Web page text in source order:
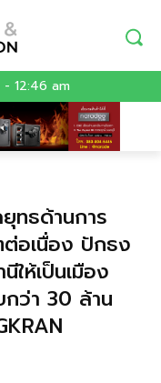
12:46 am
ทธด้านการ
ต่อเนื่อง ปักธง
ห้เป็นเมือง
ว่า 30 ล้าน